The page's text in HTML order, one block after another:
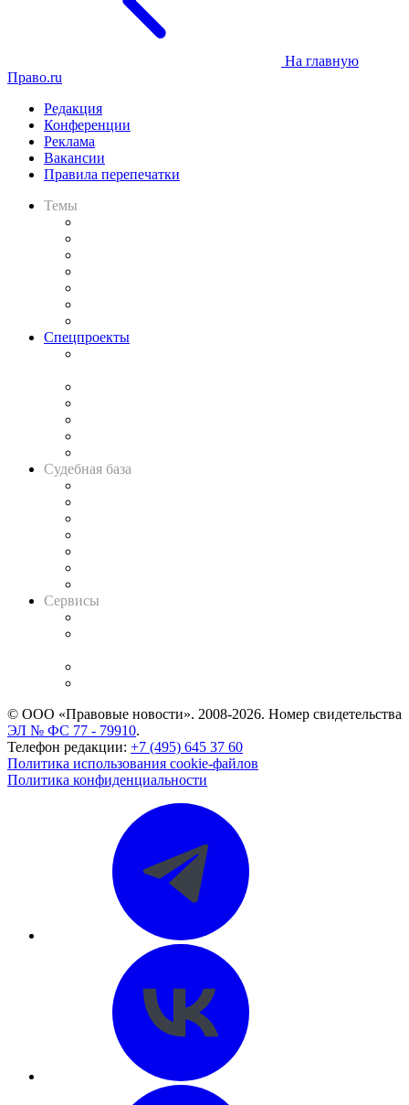
На главную
Право.ru
Редакция
Конференции
Реклама
Вакансии
Правила перепечатки
Темы
Спецпроекты
Судебная база
Сервисы
© ООО «Правовые новости». 2008-2026. Номер свидетельства
ЭЛ № ФС 77 - 79910.
Телефон редакции: +7 (495) 645 37 60
Политика использования cookie-файлов
Политика конфиденциальности